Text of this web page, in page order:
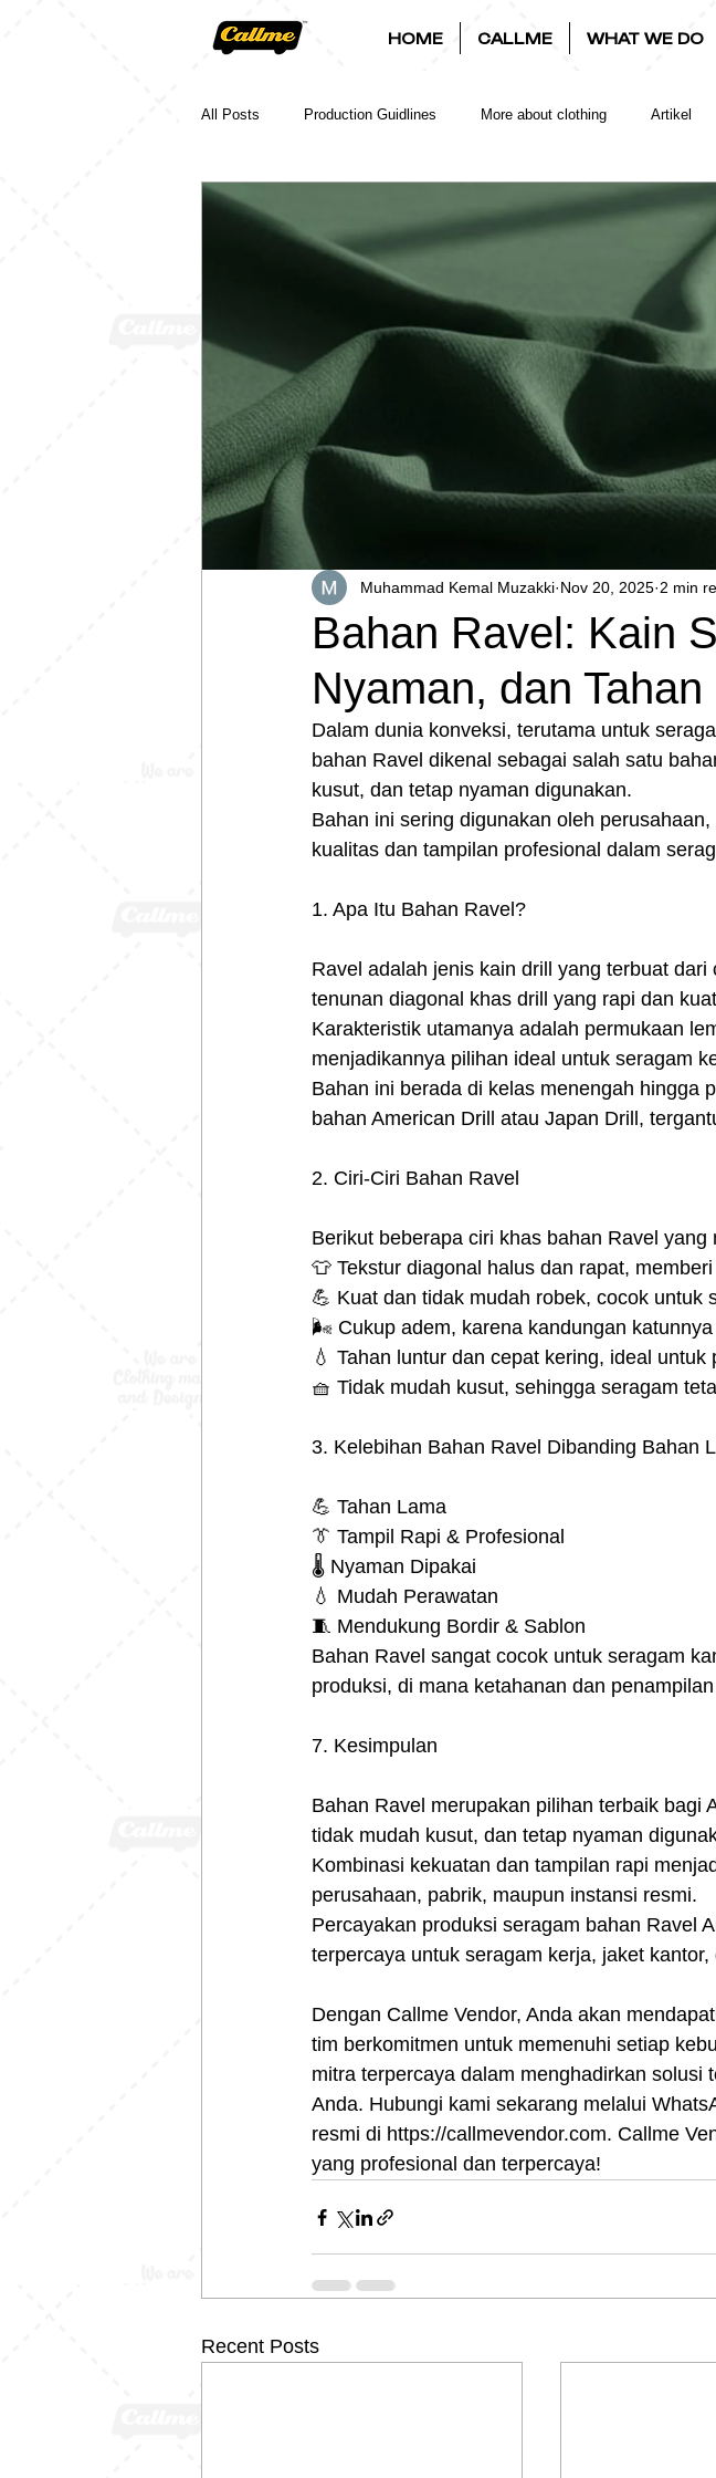
HOME CALLME WHAT WE DO
All Posts Production Guidlines More about clothing Artikel
Bahan Ravel: Kain
Nyaman, dan
Muhammad Kemal Muzakki Nov 20, 2025 2 min
Dalam dunia konveksi, terutama untuk
bahan Ravel dikenal sebagai salah satu
kusut, dan tetap nyaman digunakan.
Bahan ini sering digunakan oleh
kualitas dan tampilan profesional dalam
1. Apa Itu Bahan Ravel?
Ravel adalah jenis kain drill yang terbuat
tenunan diagonal khas drill yang rapi dan
Karakteristik utamanya adalah permukaan
menjadikannya pilihan ideal untuk seragam
Bahan ini berada di kelas menengah hingga
bahan American Drill atau Japan Drill,
2. Ciri-Ciri Bahan Ravel
Berikut beberapa ciri khas bahan Ravel
👕 Tekstur diagonal halus dan rapat,
💪 Kuat dan tidak mudah robek, cocok untuk
🌬️ Cukup adem, karena kandungan
💧 Tahan luntur dan cepat kering, ideal untuk
🧺 Tidak mudah kusut, sehingga seragam
3. Kelebihan Bahan Ravel Dibanding Bahan
💪 Tahan Lama
👔 Tampil Rapi & Profesional
🌡️ Nyaman Dipakai
💧 Mudah Perawatan
🧵 Mendukung Bordir & Sablon
Bahan Ravel sangat cocok untuk seragam
produksi, di mana ketahanan dan
7. Kesimpulan
Bahan Ravel merupakan pilihan terbaik bagi
tidak mudah kusut, dan tetap nyaman
Kombinasi kekuatan dan tampilan rapi
perusahaan, pabrik, maupun instansi resmi.
Percayakan produksi seragam bahan Ravel
terpercaya untuk seragam kerja, jaket
Dengan Callme Vendor, Anda akan
tim berkomitmen untuk memenuhi setiap
mitra terpercaya dalam menghadirkan solusi
Anda. Hubungi kami sekarang melalui
resmi di https://callmevendor.com. Callme
yang profesional dan terpercaya!
Recent Posts